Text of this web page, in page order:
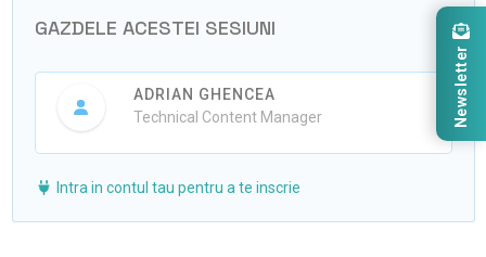
GAZDELE ACESTEI SESIUNI
ADRIAN GHENCEA
Technical Content Manager
Intra in contul tau pentru a te inscrie
Newsletter